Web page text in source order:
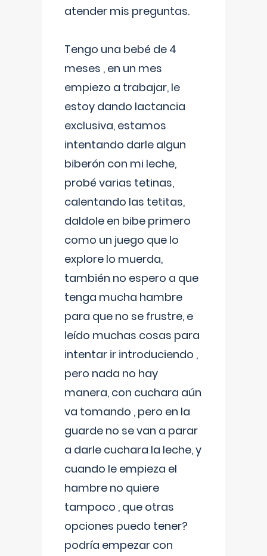
atender mis preguntas.
Tengo una bebé de 4
meses , en un mes
empiezo a trabajar, le
estoy dando lactancia
exclusiva, estamos
intentando darle algun
biberón con mi leche,
probé varias tetinas,
calentando las tetitas,
daldole en bibe primero
como un juego que lo
explore lo muerda,
también no espero a que
tenga mucha hambre
para que no se frustre, e
leído muchas cosas para
intentar ir introduciendo ,
pero nada no hay
manera, con cuchara aún
va tomando , pero en la
guarde no se van a parar
a darle cuchara la leche, y
cuando le empieza el
hambre no quiere
tampoco , que otras
opciones puedo tener?
podría empezar con